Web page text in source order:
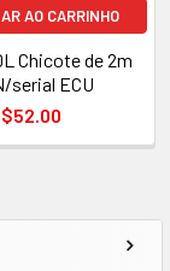
AO CARRINHO
Chicote de 2m
serial ECU
$52.00